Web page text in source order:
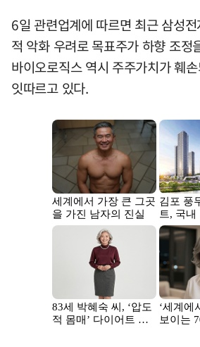
6일 관련업계에 따르면 최근 삼성
적 악화 우려로 목표주가 하향 조정
바이오로직스 역시 주주가치가 훼
잇따르고 있다.